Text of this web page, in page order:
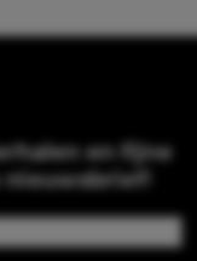
en fijne
nieuwsbrief!